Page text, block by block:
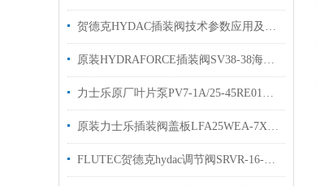
贺德克HYDAC插装阀技术参数应用及特点
原装HYDRAFORCE插装阀SV38-38海德福斯电磁阀
力士乐原厂叶片泵PV7-1A/25-45RE01MC0-08现货
原装力士乐插装阀盖板LFA25WEA-7X R10900912680简介
FLUTEC贺德克hydac调节阀SRVR-16-0.13/0流量阀